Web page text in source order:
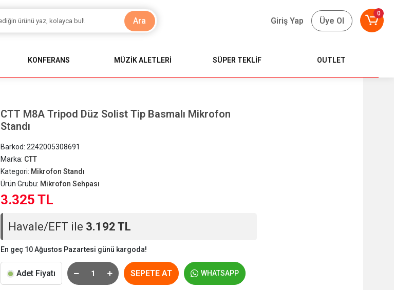
Ara Giriş Yap Üye Ol
0
KONFERANS MÜZİK ALETLERİ SÜPER TEKLİF OUTLET
CTT M8A Tripod Düz Solist Tip Basmalı Mikrofon
Standı
Barkod:2242005308691
Marka: CTT
Kategori: Mikrofon Standı
Ürün Grubu: Mikrofon Sehpası
3.325 TL
Havale/EFT ile 3.192 TL
En geç 10 Ağustos Pazartesi günü kargoda!
Adet Fiyatı SEPETE AT WHATSAPP